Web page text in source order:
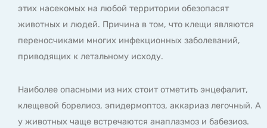
этих насекомых на любой территории обезопасят
животных и людей. Причина в том, что клещи являются
переносчиками многих инфекционных заболеваний,
приводящих к летальному исходу.
Наиболее опасными из них стоит отметить энцефалит,
клещевой борелиоз, эпидермоптоз, аккариаз легочный. А
у животных чаще встречаются анаплазмоз и бабезиоз.